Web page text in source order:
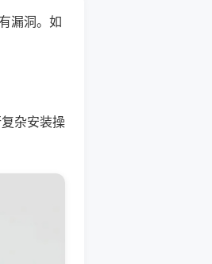
漏洞。如
杂安装操